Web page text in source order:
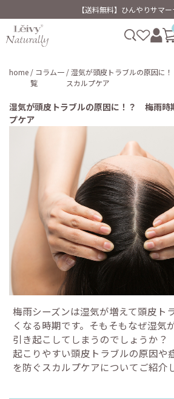
【送料無料】ひんやりサマ
home / コラム一
覧
/ 湿気が頭皮トラブルの原因に
スカルプケア
湿気が頭皮トラブルの原因に！？ 梅雨時
プケア
梅雨シーズンは湿気が増えて頭皮ト
くなる時期です。そもそもなぜ湿気
引き起こしてしまうのでしょうか
起こりやすい頭皮トラブルの原因や
を防ぐスカルプケアについてご紹介